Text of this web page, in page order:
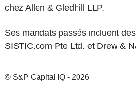
chez Allen & Gledhill LLP.
Ses mandats passés incluent
SISTIC.com Pte Ltd. et Drew &
© S&P Capital IQ - 2026